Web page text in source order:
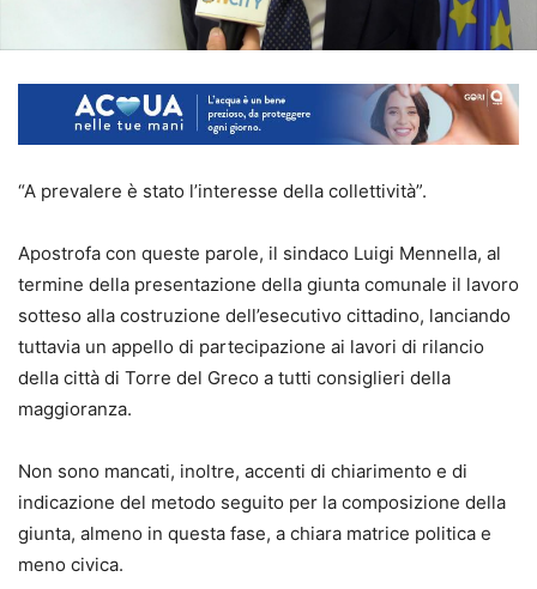
“A prevalere è stato l’interesse della collettività”.
Apostrofa con queste parole, il sindaco Luigi Mennella, al
termine della presentazione della giunta comunale il lavoro
sotteso alla costruzione dell’esecutivo cittadino, lanciando
tuttavia un appello di partecipazione ai lavori di rilancio
della città di Torre del Greco a tutti consiglieri della
maggioranza.
Non sono mancati, inoltre, accenti di chiarimento e di
indicazione del metodo seguito per la composizione della
giunta, almeno in questa fase, a chiara matrice politica e
meno civica.